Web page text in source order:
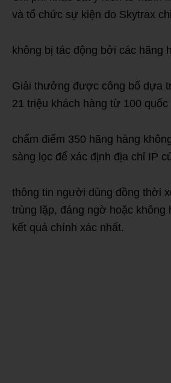
và tổ chức sự kiện do Skytrax
không bị tác động bởi các hãng
Giải thưởng được công bố dựa
21 triệu khách hàng từ 100 quốc
chấm điểm 350 hãng hàng
sàng lọc để xác định địa chỉ IP
thông tin người dùng đồng thời
trùng lặp, đáng ngờ hoặc không
kết quả chính xác nhất.